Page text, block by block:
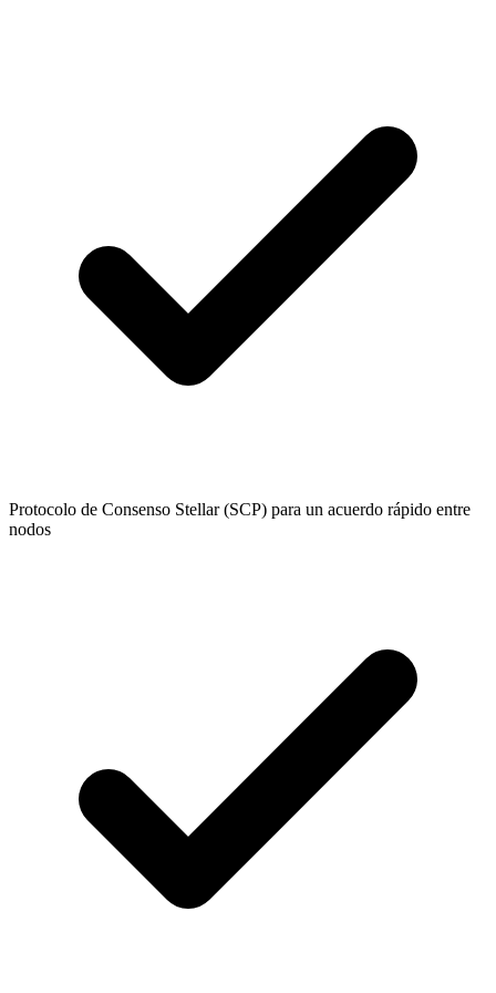
Protocolo de Consenso Stellar (SCP) para un acuerdo rápido entre
nodos